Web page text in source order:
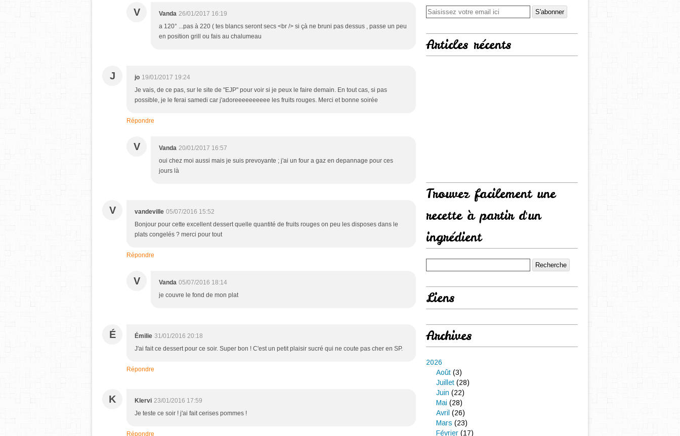
V Vanda 26/01/2017 16:19
a 120° ...pas à 220 ( tes blancs seront secs <br /> si çà ne bruni pas dessus , passe un peu
en position grill ou fais au chalumeau
J jo 19/01/2017 19:24
Je vais, de ce pas, sur le site de "EJP" pour voir si je peux le faire demain. En tout cas, si pas
possible, je le ferai samedi car j'adoreeeeeeeeee les fruits rouges. Merci et bonne soirée
Répondre
V Vanda 20/01/2017 16:57
oui chez moi aussi mais je suis prevoyante ; j'ai un four a gaz en depannage pour ces
jours là
V vandeville 05/07/2016 15:52
Bonjour pour cette excellent dessert quelle quantité de fruits rouges on peu les disposes dans le
plats congelés ? merci pour tout
Répondre
V Vanda 05/07/2016 18:14
je couvre le fond de mon plat
É Émilie 31/01/2016 20:18
J'ai fait ce dessert pour ce soir. Super bon ! C'est un petit plaisir sucré qui ne coute pas cher en SP.
Répondre
K Klervi 23/01/2016 17:59
Je teste ce soir ! j'ai fait cerises pommes !
Répondre
Articles récents
Trouvez facilement une
recette à partir d'un
ingrédient
Liens
Archives
2026
Août (3)
Juillet (28)
Juin (22)
Mai (28)
Avril (26)
Mars (23)
Février (17)